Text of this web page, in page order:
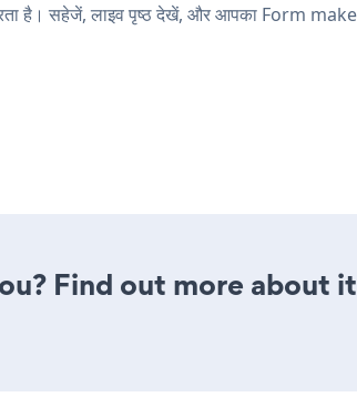
है। सहेजें, लाइव पृष्ठ देखें, और आपका Form maker
Find out more about